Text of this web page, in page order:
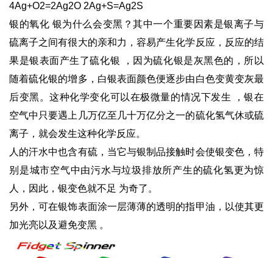
4Ag+O2=2Ag2O 2Ag+S=Ag2S
银的氧化 银为什么会变黑？其中一个重要因素是银离子与
硫离子之间有很大的亲和力，容易产生化学反应，反应的结
果是银表面产生了硫化银 ，因为硫化银是灰黑色的，所以
随着硫化银的增多，白银表面颜色便逐步由白色变黄变灰最
后变黑。这种化学变化可以在极微量的情况下发生 ，银在
空气中只要遇上几万亿至几十万亿分之一的硫化氢气休或硫
离子，就会发生这种化学反应。
人的汗水中也含有硫，当它与银制品接触时会使银变色，特
别是城市空气中由污水与垃圾排放所产生的硫化氢更为惊
人，因此，银变色就不足 为奇了。
另外，可在银饰表面涂一层薄薄的透明的指甲油，以使其更
加光亮以及避免变黑 。